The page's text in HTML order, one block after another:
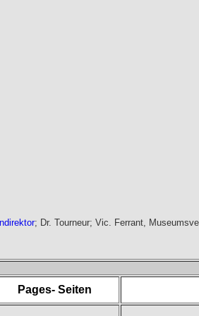
; Dr. Tourneur; Vic. Ferrant,
Pages- Seiten